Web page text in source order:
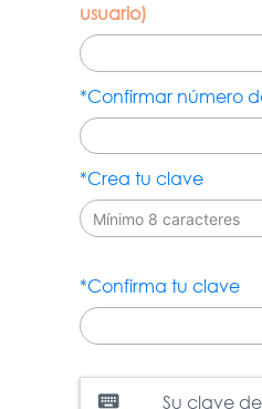
usuario)
*Confirmar número
*Crea tu clave
*Confirma tu clave
keyboard Su clave